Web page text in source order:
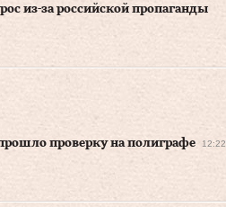
из-за российской пропаганды
проверку на полиграфе
12:22